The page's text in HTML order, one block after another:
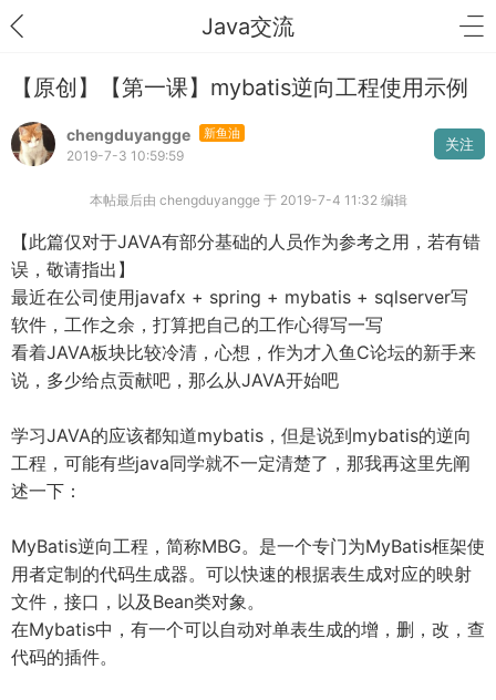
Java交流
【原创】【第一课】mybatis逆向工程使用示例
chengduyangge 新鱼油
2019-7-3 10:59:59
关注
本帖最后由 chengduyangge 于 2019-7-4 11:32 编辑
【此篇仅对于JAVA有部分基础的人员作为参考之用，若有错
误，敬请指出】
最近在公司使用javafx + spring + mybatis + sqlserver写
软件，工作之余，打算把自己的工作心得写一写
看着JAVA板块比较冷清，心想，作为才入鱼C论坛的新手来
说，多少给点贡献吧，那么从JAVA开始吧
学习JAVA的应该都知道mybatis，但是说到mybatis的逆向
工程，可能有些java同学就不一定清楚了，那我再这里先阐
述一下：
MyBatis逆向工程，简称MBG。是一个专门为MyBatis框架使
用者定制的代码生成器。可以快速的根据表生成对应的映射
文件，接口，以及Bean类对象。
在Mybatis中，有一个可以自动对单表生成的增，删，改，查
代码的插件。